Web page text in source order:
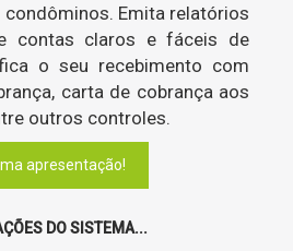
condôminos. Emita relatórios
contas claros e fáceis de
o seu recebimento com
carta de cobrança aos
outros controles.
apresentação!
DO SISTEMA...